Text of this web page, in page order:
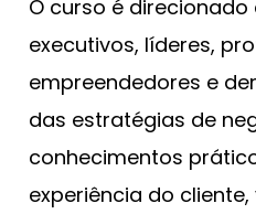
O curso é
executivos, líderes,
empreendedores e
das estratégias de
conhecimentos
experiência do